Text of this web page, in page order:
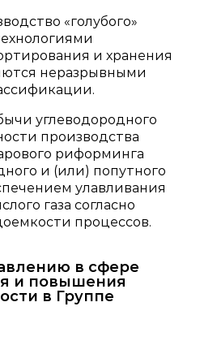
«голубого»
и хранения
неразрывными
углеводородного
производства
риформинга
и (или) попутного
улавливания
газа согласно
процессов.
в сфере
и повышения
в Группе